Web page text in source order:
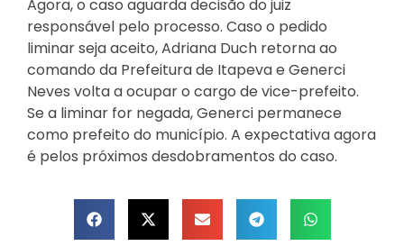
Agora, o caso aguarda decisão do juiz
responsável pelo processo. Caso o pedido
liminar seja aceito, Adriana Duch retorna ao
comando da Prefeitura de Itapeva e Generci
Neves volta a ocupar o cargo de vice-prefeito.
Se a liminar for negada, Generci permanece
como prefeito do município. A expectativa agora
é pelos próximos desdobramentos do caso.